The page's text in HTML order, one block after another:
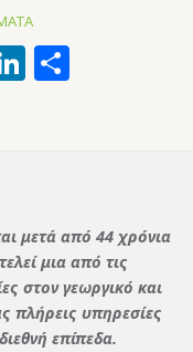
LinkedIn
μετά από 44 χρόνια
μια από τις
στον γεωργικό και
πλήρεις υπηρεσίες
επίπεδα.